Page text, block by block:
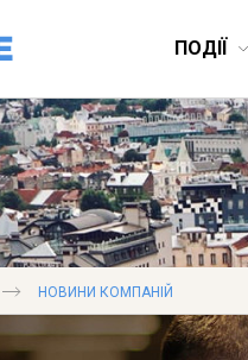
ПОДІЇ
НОВИНИ КОМПАНІЙ